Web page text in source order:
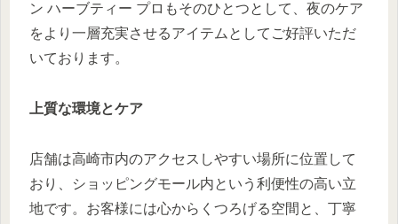
ン ハーブティー プロもそのひとつとして、夜のケア
をより一層充実させるアイテムとしてご好評いただ
いております。
上質な環境とケア
店舗は高崎市内のアクセスしやすい場所に位置して
おり、ショッピングモール内という利便性の高い立
地です。お客様には心からくつろげる空間と、丁寧